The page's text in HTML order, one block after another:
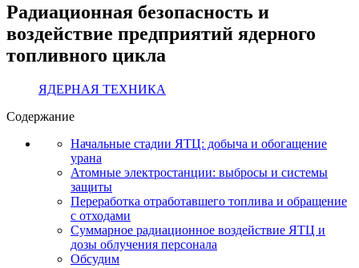
Радиационная безопасность и
воздействие предприятий ядерного
топливного цикла
ЯДЕРНАЯ ТЕХНИКА
Содержание
Начальные стадии ЯТЦ: добыча и обогащение
урана
Атомные электростанции: выбросы и системы
защиты
Переработка отработавшего топлива и обращение
с отходами
Суммарное радиационное воздействие ЯТЦ и
дозы облучения персонала
Обсудим